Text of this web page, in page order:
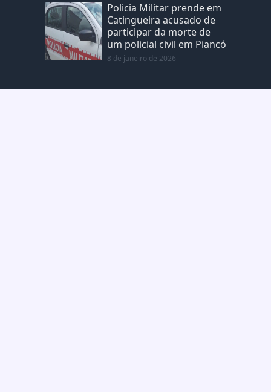
Policia Militar prende em
Catingueira acusado de
participar da morte de
um policial civil em Piancó
8 de janeiro de 2026